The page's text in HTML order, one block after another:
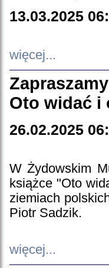
13.03.2025
więcej...
Oto widać i
26.02.2025
W Żydowskim
książce "Oto
ziemiach
Piotr Sadzik.
więcej...